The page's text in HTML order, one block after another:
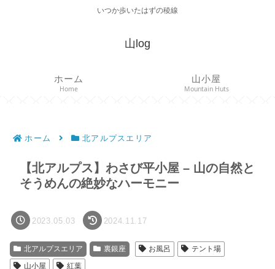
いつか歩いたはずの稜線
山log
ホーム
Home
山小屋
Mountain Huts
ホーム 北アルプスエリア
【北アルプス】わさび平小屋 – 山の自然と
そうめんの絶妙なハーモニー
2023.05.03 2024.11.17
北アルプスエリア 裏銀座 お風呂
テント場
山小屋
紅葉